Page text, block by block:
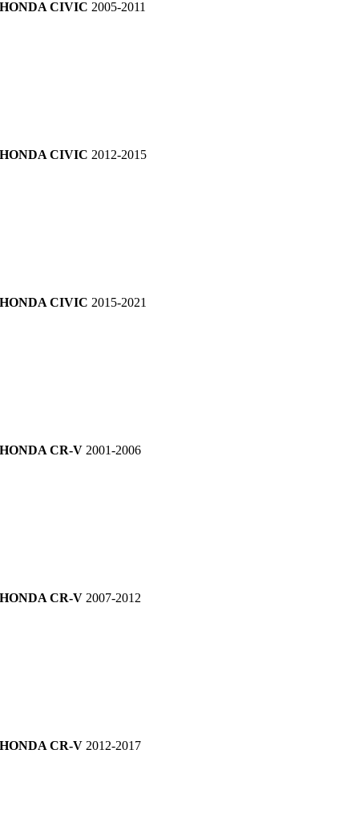
HONDA CIVIC 2005-2011
HONDA CIVIC 2012-2015
HONDA CIVIC 2015-2021
HONDA CR-V 2001-2006
HONDA CR-V 2007-2012
HONDA CR-V 2012-2017